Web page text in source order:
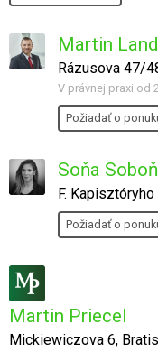
Martin
Rázusova 47/
V právnej praxi od
Požiadať o
Soňa
F.
Požiadať o
Martin Priecel
Mickiewiczova 6,